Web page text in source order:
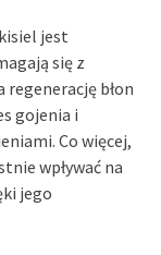
jest
się z
błon
gojenia i
Co więcej,
wpływać na
jego